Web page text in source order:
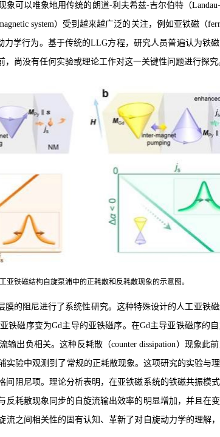
可以唯象地用传统的朗道-利夫希兹-吉尔伯特（
system）受到越来越广泛的关注，例如亚铁磁（
学行为。基于传统的LLG方程，研究人员普遍认为铁
尚没有任何实验或理论工作对这一关键性问题进行探究
亚铁磁结构自旋泵浦中的正耗散和反耗散现象的示意图。
膜的阻尼进行了系统性研究。这种特殊设计的人工亚铁
铁磁序变为Gd主导的亚铁磁序。在Gd主导亚铁磁序的
出负相关。这种反耗散（counter dissipation）现象此
实验中观测到了常规的正耗散现象。这项研究的实验与
阻尼项。理论分析表明，在亚铁磁系统的铁磁共振模
反耗散现象同步的自旋流输出效率的明显增加，并且在
流之间相关性的固有认知、革新了对自旋动力学的理解